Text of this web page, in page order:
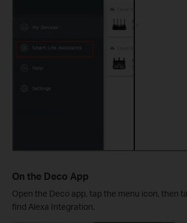
On the Deco App
Open the Deco app, tap the menu icon, then
find Alexa Integration.